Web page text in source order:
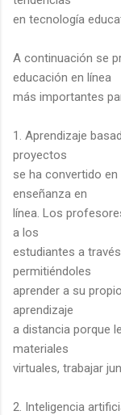
en tecnología
A continuación se
educación en línea
más importantes
1. Aprendizaje
proyectos
se ha convertido
enseñanza en
línea. Los
a los
estudiantes a
permitiéndoles
aprender a su
aprendizaje
a distancia porque
materiales
virtuales, trabajar
2. Inteligencia